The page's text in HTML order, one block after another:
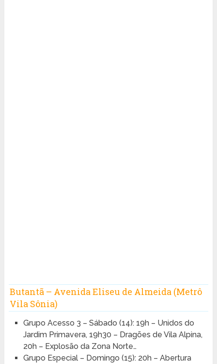
Butantã – Avenida Eliseu de Almeida (Metrô
Vila Sônia)
Grupo Acesso 3 – Sábado (14): 19h – Unidos do
Jardim Primavera, 19h30 – Dragões de Vila Alpina,
20h – Explosão da Zona Norte…
Grupo Especial – Domingo (15): 20h – Abertura